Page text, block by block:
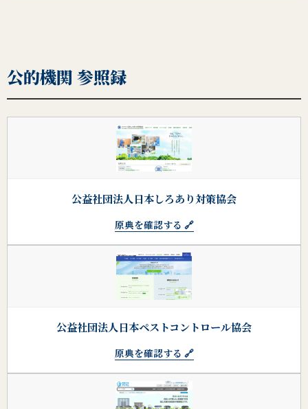
公的機関 参照録
公益社団法人日本しろあり対策協会
原典を確認する 🔗
公益社団法人日本ペストコントロール協会
原典を確認する 🔗